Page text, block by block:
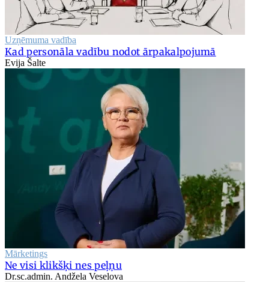
Uzņēmuma vadība
Kad personāla vadību nodot ārpakalpojumā
Evija Šalte
Mārketings
Ne visi klikšķi nes peļņu
Dr.sc.admin. Andžela Veselova